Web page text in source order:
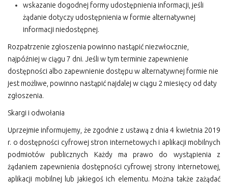
wskazanie dogodnej formy udostępnienia informacji, jeśli
żądanie dotyczy udostępnienia w formie alternatywnej
informacji niedostępnej.
Rozpatrzenie zgłoszenia powinno nastąpić niezwłocznie,
najpóźniej w ciągu 7 dni. Jeśli w tym terminie zapewnienie
dostępności albo zapewnienie dostępu w alternatywnej formie nie
jest możliwe, powinno nastąpić najdalej w ciągu 2 miesięcy od daty
zgłoszenia.
Skargi i odwołania
Uprzejmie informujemy, że zgodnie z ustawą z dnia 4 kwietnia 2019
r. o dostępności cyfrowej stron internetowych i aplikacji mobilnych
podmiotów publicznych Każdy ma prawo do wystąpienia z
żądaniem zapewnienia dostępności cyfrowej strony internetowej,
aplikacji mobilnej lub jakiegoś ich elementu. Można także zażądać